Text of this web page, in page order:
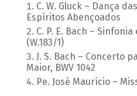
C. W. Gluck – Dança
Espíritos Abençoados
C. P. E. Bach –
(W.183/1)
J. S. Bach – Concerto
Maior, BWV 1042
Pe. José Maurício –